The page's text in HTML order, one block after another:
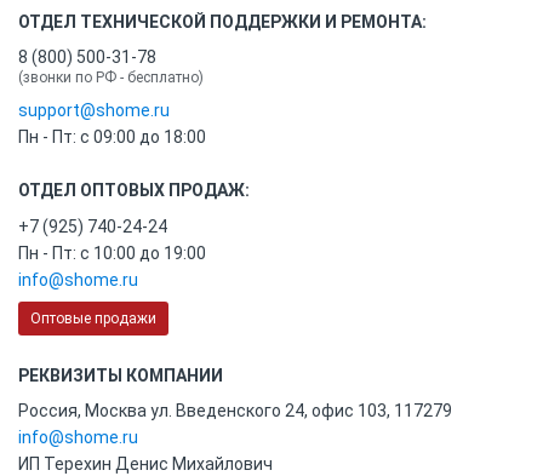
ОТДЕЛ ТЕХНИЧЕСКОЙ ПОДДЕРЖКИ И РЕМОНТА:
8 (800) 500-31-78
(звонки по РФ - бесплатно)
support@shome.ru
Пн - Пт: с 09:00 до 18:00
ОТДЕЛ ОПТОВЫХ ПРОДАЖ:
+7 (925) 740-24-24
Пн - Пт: с 10:00 до 19:00
info@shome.ru
Оптовые продажи
РЕКВИЗИТЫ КОМПАНИИ
Россия, Москва ул. Введенского 24, офис 103, 117279
info@shome.ru
ИП Терехин Денис Михайлович